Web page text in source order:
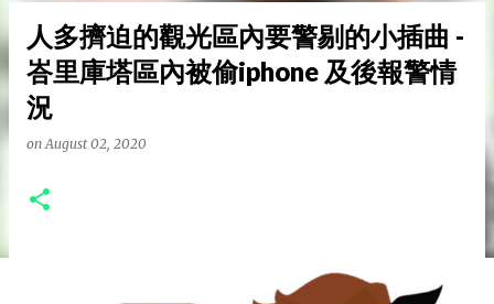
人多擠迫的觀光區內要警剔的小插曲 -
峇里庫塔區內被偷iphone 及後報警情
況
onAugust 02, 2020